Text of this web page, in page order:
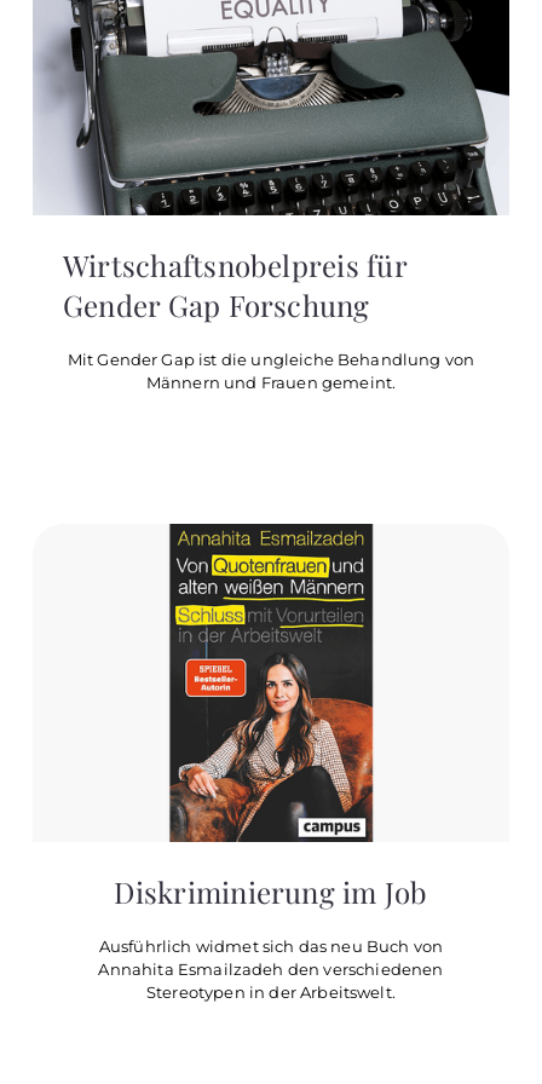
Wirtschaftsnobelpreis für
Gender Gap Forschung
Mit Gender Gap ist die ungleiche Behandlung von
Männern und Frauen gemeint.
Diskriminierung im Job
Ausführlich widmet sich das neu Buch von
Annahita Esmailzadeh den verschiedenen
Stereotypen in der Arbeitswelt.